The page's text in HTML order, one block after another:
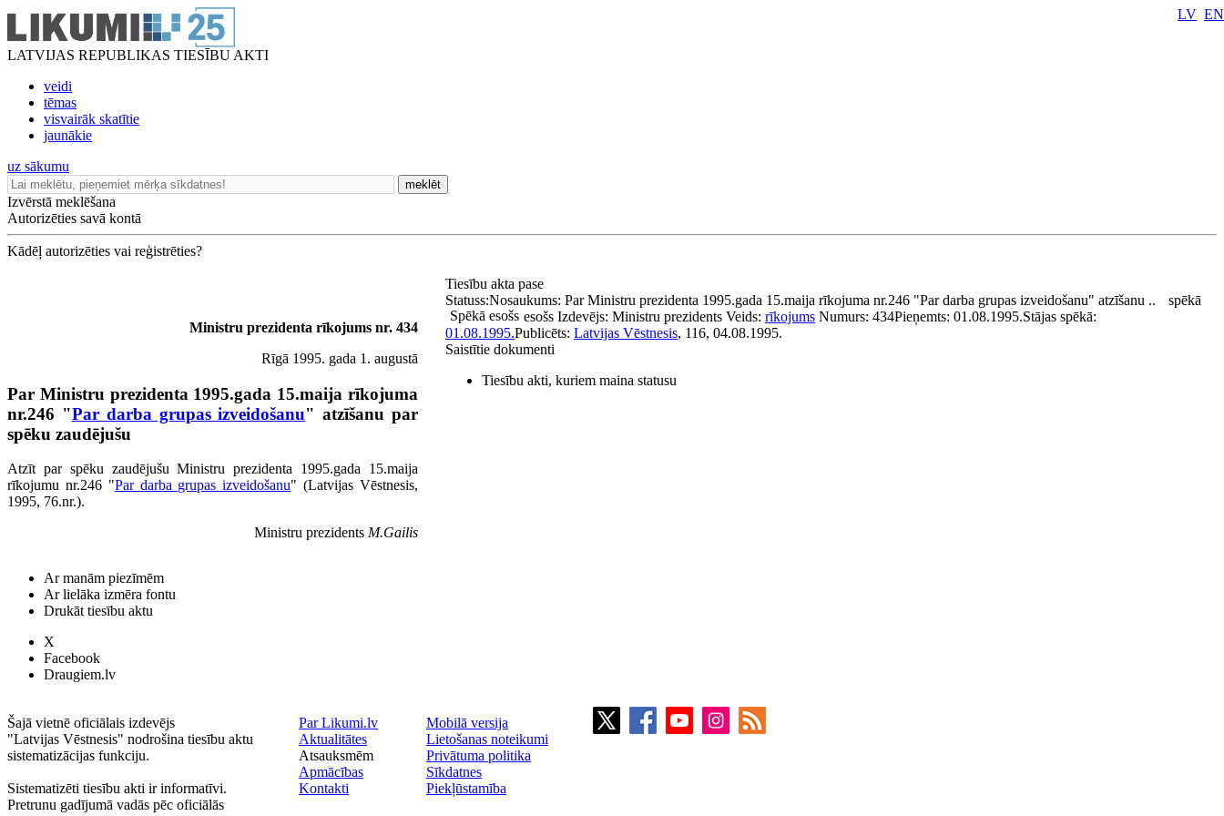
LATVIJAS REPUBLIKAS TIESĪBU AKTI
veidi
tēmas
visvairāk skatītie
jaunākie
LV EN
uz sākumu
meklēt
Izvērstā meklēšana
Autorizēties savā kontā
Kādēļ autorizēties vai reģistrēties?
Ministru prezidenta rīkojums nr. 434
Rīgā 1995. gada 1. augustā
Par Ministru prezidenta 1995.gada 15.maija rīkojuma
nr.246 "Par darba grupas izveidošanu" atzīšanu par
spēku zaudējušu
Atzīt par spēku zaudējušu Ministru prezidenta 1995.gada 15.maija
rīkojumu nr.246 "Par darba grupas izveidošanu" (Latvijas Vēstnesis,
1995, 76.nr.).
Ministru prezidents M.Gailis
Tiesību akta pase
Nosaukums: Par Ministru prezidenta 1995.gada 15.maija rīkojuma nr.246 "Par darba grupas izveidošanu" atzīšanu ..
Statuss:
Spēkā esošs
spēkā
esošs Izdevējs: Ministru prezidents Veids: rīkojums Numurs: 434Pieņemts: 01.08.1995.Stājas spēkā:
01.08.1995.Publicēts: Latvijas Vēstnesis, 116, 04.08.1995.
Saistītie dokumenti
Tiesību akti, kuriem maina statusu
Ar manām piezīmēm
Ar lielāka izmēra fontu
Drukāt tiesību aktu
X
Facebook
Draugiem.lv
Šajā vietnē oficiālais izdevējs
"Latvijas Vēstnesis" nodrošina tiesību aktu
sistematizācijas funkciju.
Sistematizēti tiesību akti ir informatīvi.
Pretrunu gadījumā vadās pēc oficiālās
Par Likumi.lv
Aktualitātes
Atsauksmēm
Apmācības
Kontakti
Mobilā versija
Lietošanas noteikumi
Privātuma politika
Sīkdatnes
Piekļūstamība